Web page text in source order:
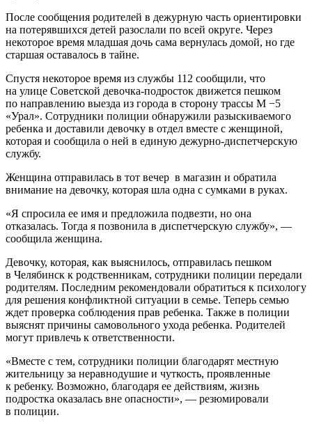
После сообщения родителей в дежурную часть ориентировки
на потерявшихся детей разослали по всей округе. Через
некоторое время младшая дочь сама вернулась домой, но где
старшая оставалось в тайне.
Спустя некоторое время из службы 112 сообщили, что
на улице Советской девочка-подросток движется пешком
по направлению выезда из города в сторону трассы М −5
«Урал». Сотрудники полиции обнаружили разыскиваемого
ребенка и доставили девочку в отдел вместе с женщиной,
которая и сообщила о ней в единую дежурно-диспетчерскую
службу.
Женщина отправилась в тот вечер в магазин и обратила
внимание на девочку, которая шла одна с сумками в руках.
«Я спросила ее имя и предложила подвезти, но она
отказалась. Тогда я позвонила в диспетчерскую службу», —
сообщила женщина.
Девочку, которая, как выяснилось, отправилась пешком
в Челябинск к родственникам, сотрудники полиции передали
родителям. Последним рекомендовали обратиться к психологу
для решения конфликтной ситуации в семье. Теперь семью
ждет проверка соблюдения прав ребенка. Также в полиции
выяснят причины самовольного ухода ребенка. Родителей
могут привлечь к ответственности.
«Вместе с тем, сотрудники полиции благодарят местную
жительницу за неравнодушие и чуткость, проявленные
к ребенку. Возможно, благодаря ее действиям, жизнь
подростка оказалась вне опасности», — резюмировали
в полиции.